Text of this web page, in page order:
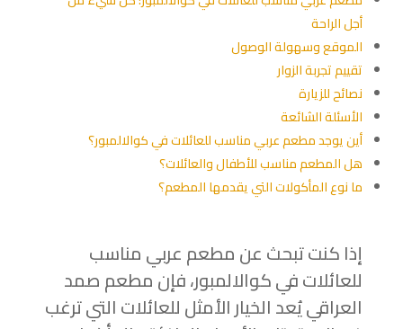
أجل الراحة
الموقع وسهولة الوصول
تقييم تجربة الزوار
نصائح للزيارة
الأسئلة الشائعة
أين يوجد مطعم عربي مناسب للعائلات في كوالالمبور؟
هل المطعم مناسب للأطفال والعائلات؟
ما نوع المأكولات التي يقدمها المطعم؟
إذا كنت تبحث عن مطعم عربي مناسب
للعائلات في كوالالمبور، فإن مطعم صمد
العراقي يُعد الخيار الأمثل للعائلات التي ترغب